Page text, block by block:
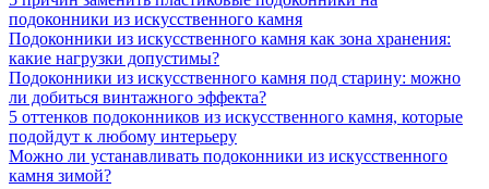
подоконники из искусственного камня
Подоконники из искусственного камня как зона хранения:
какие нагрузки допустимы?
Подоконники из искусственного камня под старину: можно
ли добиться винтажного эффекта?
5 оттенков подоконников из искусственного камня, которые
подойдут к любому интерьеру
Можно ли устанавливать подоконники из искусственного
камня зимой?